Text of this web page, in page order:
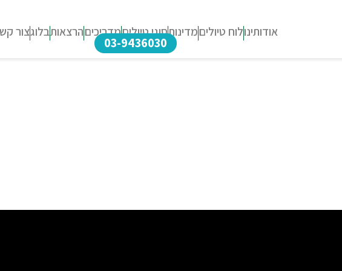
אודותינולוח טיוליםמדינותסוגי טיוליםמדריכיםהרצאותבלוגצור
03-9436030